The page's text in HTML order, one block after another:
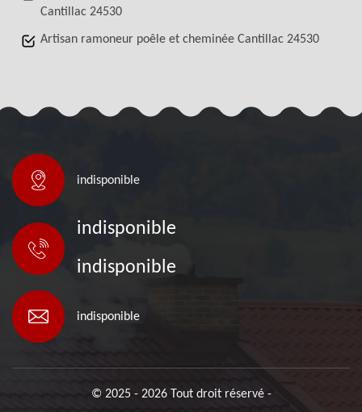
Cantillac 24530
Artisan ramoneur poêle et cheminée Cantillac 24530
indisponible
indisponible
indisponible
indisponible
© 2025 - 2026 Tout droit réservé -